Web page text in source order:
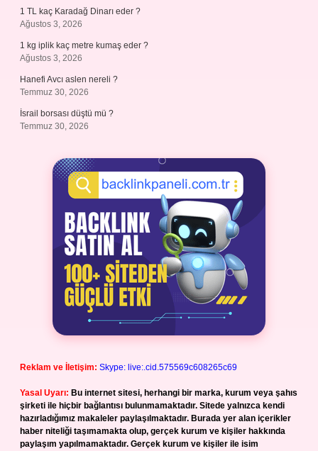
1 TL kaç Karadağ Dinarı eder ?
Ağustos 3, 2026
1 kg iplik kaç metre kumaş eder ?
Ağustos 3, 2026
Hanefi Avcı aslen nereli ?
Temmuz 30, 2026
İsrail borsası düştü mü ?
Temmuz 30, 2026
Reklam ve İletişim: Skype: live:.cid.575569c608265c69
Yasal Uyarı: Bu internet sitesi, herhangi bir marka, kurum veya şahıs
şirketi ile hiçbir bağlantısı bulunmamaktadır. Sitede yalnızca kendi
hazırladığımız makaleler paylaşılmaktadır. Burada yer alan içerikler
haber niteliği taşımamakta olup, gerçek kurum ve kişiler hakkında
paylaşım yapılmamaktadır. Gerçek kurum ve kişiler ile isim